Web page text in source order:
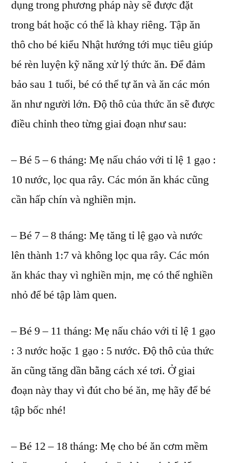
dụng trong phương pháp này sẽ được đặt
trong bát hoặc có thể là khay riêng. Tập ăn
thô cho bé kiểu Nhật hướng tới mục tiêu giúp
bé rèn luyện kỹ năng xử lý thức ăn. Để đảm
bảo sau 1 tuổi, bé có thể tự ăn và ăn các món
ăn như người lớn. Độ thô của thức ăn sẽ được
điều chỉnh theo từng giai đoạn như sau:
– Bé 5 – 6 tháng: Mẹ nấu cháo với tỉ lệ 1 gạo :
10 nước, lọc qua rây. Các món ăn khác cũng
cần hấp chín và nghiền mịn.
– Bé 7 – 8 tháng: Mẹ tăng tỉ lệ gạo và nước
lên thành 1:7 và không lọc qua rây. Các món
ăn khác thay vì nghiền mịn, mẹ có thể nghiền
nhỏ để bé tập làm quen.
– Bé 9 – 11 tháng: Mẹ nấu cháo với tỉ lệ 1 gạo
: 3 nước hoặc 1 gạo : 5 nước. Độ thô của thức
ăn cũng tăng dần bằng cách xé tơi. Ở giai
đoạn này thay vì đút cho bé ăn, mẹ hãy để bé
tập bốc nhé!
– Bé 12 – 18 tháng: Mẹ cho bé ăn cơm mềm